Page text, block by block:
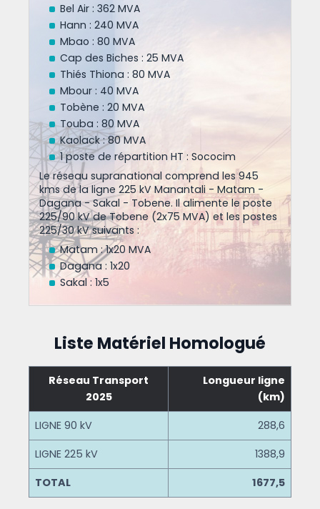
Bel Air : 362 MVA
Hann : 240 MVA
Mbao : 80 MVA
Cap des Biches : 25 MVA
Thiés Thiona : 80 MVA
Mbour : 40 MVA
Tobène : 20 MVA
Touba : 80 MVA
Kaolack : 80 MVA
1 poste de répartition HT : Sococim
Le réseau supranational comprend les 945
kms de la ligne 225 kV Manantali - Matam -
Dagana - Sakal - Tobene. Il alimente le poste
225/90 kV de Tobene (2x75 MVA) et les postes
225/30 kV suivants :
Matam : 1x20 MVA
Dagana : 1x20
Sakal : 1x5
Liste Matériel Homologué
Réseau Transport
2025
Longueur ligne
(km)
LIGNE 90 kV
288,6
LIGNE 225 kV
1388,9
TOTAL
1677,5